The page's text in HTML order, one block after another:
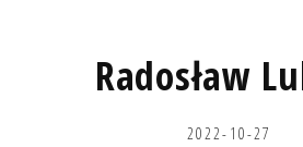
Radosław
2022-10-27